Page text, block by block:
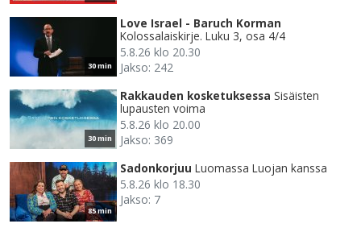
30 min
Love Israel - Baruch Korman
Kolossalaiskirje. Luku 3, osa 4/4
5.8.26 klo 20.30
Jakso: 242
30 min
Rakkauden kosketuksessa Sisäisten
lupausten voima
5.8.26 klo 20.00
Jakso: 369
85 min
Sadonkorjuu Luomassa Luojan kanssa
5.8.26 klo 18.30
Jakso: 7